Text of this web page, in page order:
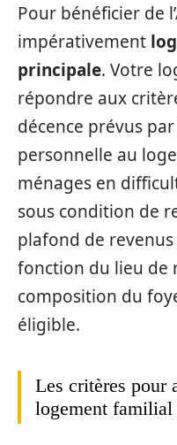
Pour bénéficier de
impérativement
principale. Votre
répondre aux
décence prévus par
personnelle au
ménages en
sous condition de
plafond de
fonction du lieu de
composition du
éligible.
Les critères pour
logement